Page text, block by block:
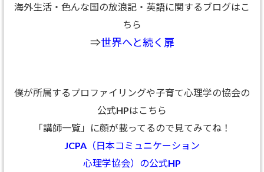
海外生活・色んな国の放浪記・英語に関するブログはこ
ちら
⇒世界へと続く扉
僕が所属するプロファイリングや子育て心理学の協会の
公式HPはこちら
「講師一覧」に顔が載ってるので見てみてね！
JCPA（日本コミュニケーション
心理学協会）の公式HP